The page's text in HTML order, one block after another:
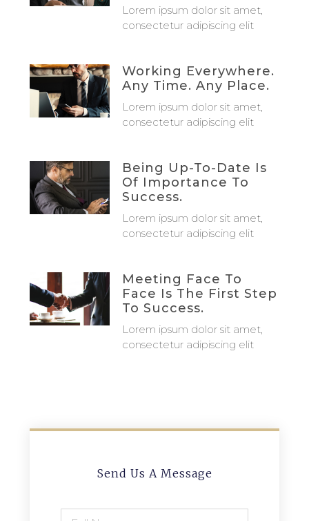
Lorem ipsum dolor sit amet,
consectetur adipiscing elit
Working Everywhere.
Any Time. Any Place.
Lorem ipsum dolor sit amet,
consectetur adipiscing elit
Being Up-To-Date Is
Of Importance To
Success.
Lorem ipsum dolor sit amet,
consectetur adipiscing elit
Meeting Face To
Face Is The First Step
To Success.
Lorem ipsum dolor sit amet,
consectetur adipiscing elit
Send Us A Message